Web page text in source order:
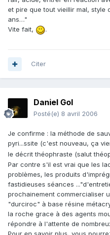
et pire que tout vieillir mal, style
ans…"
Vite fait,
.
Citer
Daniel Gol
Posté(e) 8 avril 2006
Je confirme : la méthode de
pyri...ssite (c'est nouveau, ça
le décrit théophraste (salut
Par contre s'il est vrai que les
problèmes, les produits
fastidieuses séances
prochainement commercialiser
"durciroc" à base résine
la roche grace à des agents
répondre à l'attente de